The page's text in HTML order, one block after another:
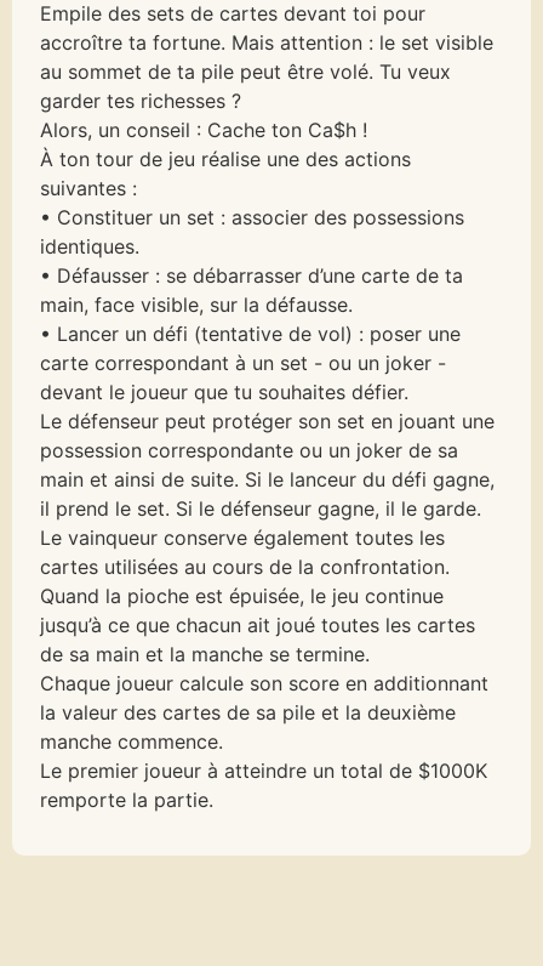
Empile des sets de cartes devant toi pour
accroître ta fortune. Mais attention : le set visible
au sommet de ta pile peut être volé. Tu veux
garder tes richesses ?
Alors, un conseil : Cache ton Ca$h !
À ton tour de jeu réalise une des actions
suivantes :
• Constituer un set : associer des possessions
identiques.
• Défausser : se débarrasser d’une carte de ta
main, face visible, sur la défausse.
• Lancer un défi (tentative de vol) : poser une
carte correspondant à un set - ou un joker -
devant le joueur que tu souhaites défier.
Le défenseur peut protéger son set en jouant une
possession correspondante ou un joker de sa
main et ainsi de suite. Si le lanceur du défi gagne,
il prend le set. Si le défenseur gagne, il le garde.
Le vainqueur conserve également toutes les
cartes utilisées au cours de la confrontation.
Quand la pioche est épuisée, le jeu continue
jusqu’à ce que chacun ait joué toutes les cartes
de sa main et la manche se termine.
Chaque joueur calcule son score en additionnant
la valeur des cartes de sa pile et la deuxième
manche commence.
Le premier joueur à atteindre un total de $1000K
remporte la partie.